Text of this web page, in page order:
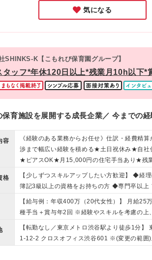
気になる
SHINKS-K【こもれび保育園グループ】
タッフ*年休120日以上*残業月10h以下*
保育施設を展開する成長企業／ 今までの
容
《経験のある業務からお任せ》仕訳・経費精
渉まで幅広い経験を積める★土日祝休み★自社
★ピアスOK★月15,000円の住宅手当あり★残
谷駅から徒歩4分以内★ママ活躍中
格
【少しずつスキルアップしたい方歓迎】 ◆経
簿記3級以上の資格をお持ちの方 ◆専門卒以上
ッタリです／ ★自分のペースでバックオフィ
つけたい方 ★独自の福利厚生が整った、働きや
ている方 ★ライフイベントを迎えても、長く
たい方
【給与例：年収400万（20代女性）】 月給25
種手当＋賞与年2回 ※経験やスキルを考慮の上
※残業代は別途全額支給いたします ※試用期間
待遇に差異はありません） 【各種手当】 ・住
0円 ※規定あり） ・資格手当 【昇給・賞与】
【転勤なし／東京メトロ渋谷駅より徒歩1分】
1-12-2 クロスオフィス渋谷601 ※(変更の範囲